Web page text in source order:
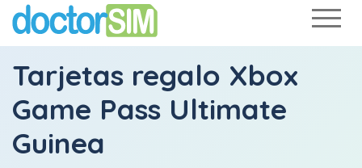
Tarjetas regalo Xbox
Game Pass Ultimate
Guinea